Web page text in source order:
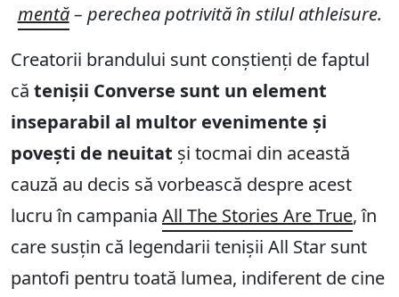
mentă– perechea potrivită în stilul athleisure.
Creatorii brandului sunt conștienți de faptul
că tenișii Converse sunt un element
inseparabil al multor evenimente și
povești de neuitat și tocmai din această
cauză au decis să vorbească despre acest
lucru în campania All The Stories Are True, în
care susțin că legendarii tenișii All Star sunt
pantofi pentru toată lumea, indiferent de cine